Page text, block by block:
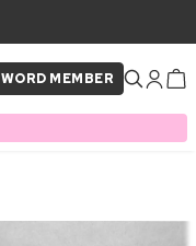
WORD MEMBER